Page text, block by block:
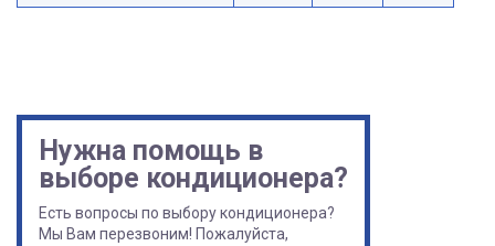
Нужна помощь в
выборе кондиционера?
Есть вопросы по выбору кондиционера?
Мы Вам перезвоним! Пожалуйста,